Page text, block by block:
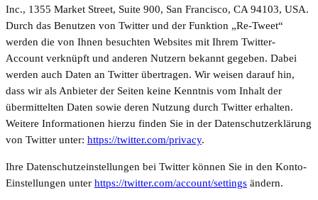
Inc., 1355 Market Street, Suite 900, San Francisco, CA 94103, USA.
Durch das Benutzen von Twitter und der Funktion „Re-Tweet“
werden die von Ihnen besuchten Websites mit Ihrem Twitter-
Account verknüpft und anderen Nutzern bekannt gegeben. Dabei
werden auch Daten an Twitter übertragen. Wir weisen darauf hin,
dass wir als Anbieter der Seiten keine Kenntnis vom Inhalt der
übermittelten Daten sowie deren Nutzung durch Twitter erhalten.
Weitere Informationen hierzu finden Sie in der Datenschutzerklärung
von Twitter unter: https://twitter.com/privacy.
Ihre Datenschutzeinstellungen bei Twitter können Sie in den Konto-
Einstellungen unter https://twitter.com/account/settings ändern.